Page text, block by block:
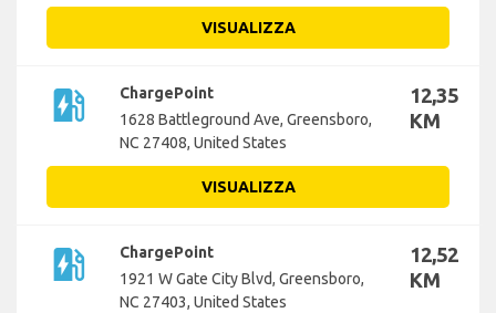
VISUALIZZA
ev_station
ChargePoint
1628 Battleground Ave, Greensboro,
NC 27408, United States
12,35
KM
VISUALIZZA
ev_station
ChargePoint
1921 W Gate City Blvd, Greensboro,
NC 27403, United States
12,52
KM